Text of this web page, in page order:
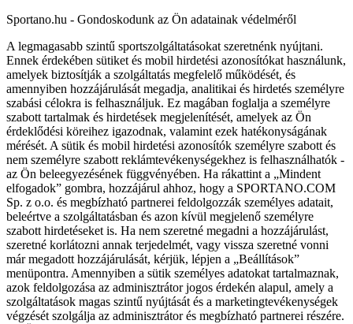
Sportano.hu - Gondoskodunk az Ön adatainak védelméről
A legmagasabb szintű sportszolgáltatásokat szeretnénk nyújtani.
Ennek érdekében sütiket és mobil hirdetési azonosítókat használunk,
amelyek biztosítják a szolgáltatás megfelelő működését, és
amennyiben hozzájárulását megadja, analitikai és hirdetés személyre
szabási célokra is felhasználjuk. Ez magában foglalja a személyre
szabott tartalmak és hirdetések megjelenítését, amelyek az Ön
érdeklődési köreihez igazodnak, valamint ezek hatékonyságának
mérését. A sütik és mobil hirdetési azonosítók személyre szabott és
nem személyre szabott reklámtevékenységekhez is felhasználhatók -
az Ön beleegyezésének függvényében. Ha rákattint a „Mindent
elfogadok” gombra, hozzájárul ahhoz, hogy a SPORTANO.COM
Sp. z o.o. és megbízható partnerei feldolgozzák személyes adatait,
beleértve a szolgáltatásban és azon kívül megjelenő személyre
szabott hirdetéseket is. Ha nem szeretné megadni a hozzájárulást,
szeretné korlátozni annak terjedelmét, vagy vissza szeretné vonni
már megadott hozzájárulását, kérjük, lépjen a „Beállítások”
menüpontra. Amennyiben a sütik személyes adatokat tartalmaznak,
azok feldolgozása az adminisztrátor jogos érdekén alapul, amely a
szolgáltatások magas szintű nyújtását és a marketingtevékenységek
végzését szolgálja az adminisztrátor és megbízható partnerei részére.